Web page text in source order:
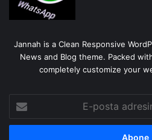
Jannah is a Clean Responsive
News and Blog theme. Packed
completely customize your
posta
adresinizi